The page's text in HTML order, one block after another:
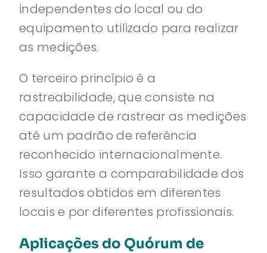
independentes do local ou do
equipamento utilizado para realizar
as medições.
O terceiro princípio é a
rastreabilidade, que consiste na
capacidade de rastrear as medições
até um padrão de referência
reconhecido internacionalmente.
Isso garante a comparabilidade dos
resultados obtidos em diferentes
locais e por diferentes profissionais.
Aplicações do Quórum de